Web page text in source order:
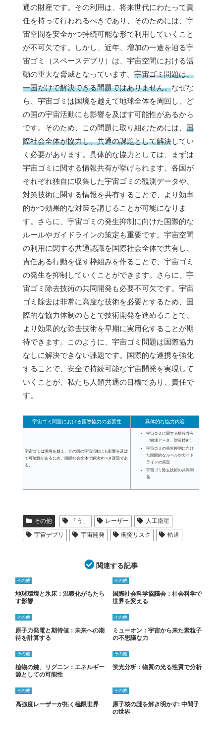
通の財産です。その利用は、将来世代にわたって責
任を持って行われるべきであり、そのためには、宇
宙空間を安全かつ持続可能な形で利用していくこと
が不可欠です。しかし、近年、増加の一途を辿る宇
宙ゴミ（スペースデブリ）は、宇宙空間における活
動の重大な脅威となっています。 宇宙ゴミ問題は、
一国だけで解決できる問題ではありません。なぜな
ら、宇宙ゴミは国境を越えて地球全体を周回し、ど
の国の宇宙活動にも影響を及ぼす可能性があるから
です。そのため、この問題に取り組むためには、 国
際社会全体が協力し、共通の課題として解決してい
く必要があります。具体的な協力としては、まずは
宇宙ゴミに関する情報共有が挙げられます。各国が
それぞれ独自に収集した宇宙ゴミの観測データや、
対策技術に関する情報を共有することで、より効率
的かつ効果的な対策を講じることが可能になりま
す。さらに、宇宙ゴミの発生抑制に向けた国際的な
ルールやガイドラインの策定も重要です。宇宙空間
の利用に関する共通認識を国際社会全体で共有し、
責任ある行動を促す枠組みを作ることで、宇宙ゴミ
の発生を抑制していくことができます。さらに、宇
宙ゴミ除去技術の共同開発も必要不可欠です。宇宙
ゴミ除去は非常に高度な技術を必要とするため、国
際的な協力体制のもとで技術開発を進めることで、
より効果的な除去技術を早期に実用化することが期
待できます。このように、宇宙ゴミ問題は国際協力
なしに解決できない課題です。国際的な連携を強化
することで、安全で持続可能な宇宙開発を実現して
いくことが、私たち人類共通の目標であり、責任で
す。
宇宙ゴミ問題における国際協力の必要性 具体的な協力内容
宇宙ゴミは国境を越え、どの国の宇宙活動にも影響を及ぼ
す可能性があるため、国際社会全体で解決すべき課題であ
る。
宇宙ゴミに関する情報共有
（観測データ、対策技術）
宇宙ゴミの発生抑制に向け
た国際的なルールやガイド
ラインの策定
宇宙ゴミ除去技術の共同開
発
その他 「う」 レーザー
人工衛星
宇宙デブリ
宇宙開発 衝突リスク 軌道
関連する記事
その他
地球環境と氷床：温暖化がもたら
す影響
その他
国際社会科学協議会：社会科学で
世界を変える
その他
原子力発電と期待値：未来への期
待を計算する
その他
ミューオン：宇宙から来た素粒子
の不思議な力
その他
植物の鍵、リグニン：エネルギー
源としての可能性
その他
蛍光分析：物質の光る性質で分析
その他
高強度レーザーが拓く極限世界
その他
原子核の謎を解き明かす: 中間子
の世界